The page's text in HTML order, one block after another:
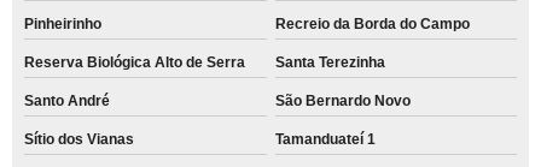
Pinheirinho Recreio da Borda do Campo
Reserva Biológica Alto de Serra Santa Terezinha
Santo André São Bernardo Novo
Sítio dos Vianas Tamanduateí 1